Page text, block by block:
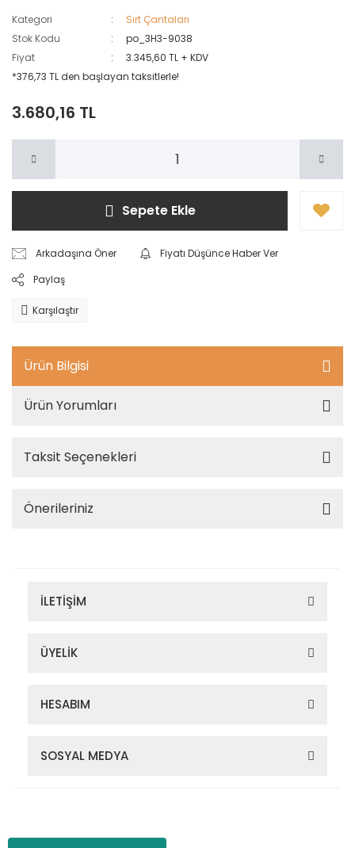
Kategori
Sırt Çantaları
Stok Kodu
po_3H3-9038
Fiyat
3.345,60 TL + KDV
*376,73 TL den başlayan taksitlerle!
3.680,16 TL
Sepete Ekle
Arkadaşına Öner
Fiyatı Düşünce Haber Ver
Paylaş
Karşılaştır
Ürün Bilgisi
Ürün Yorumları
Taksit Seçenekleri
Önerileriniz
İLETİŞİM
ÜYELİK
HESABIM
SOSYAL MEDYA